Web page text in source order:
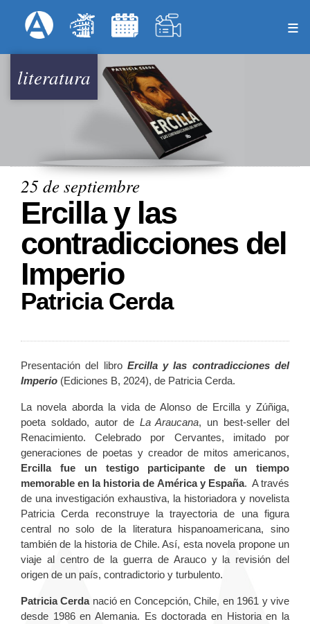
al
Menú Superior
literatura
25 de septiembre
Ercilla y las
contradicciones del
Imperio
Patricia Cerda
Presentación del libro Ercilla y las contradicciones del
Imperio (Ediciones B, 2024), de Patricia Cerda.
La novela aborda la vida de Alonso de Ercilla y Zúñiga,
poeta soldado, autor de La Araucana, un best-seller del
Renacimiento. Celebrado por Cervantes, imitado por
generaciones de poetas y creador de mitos americanos,
Ercilla fue un testigo participante de un tiempo
memorable en la historia de América y España. A través
de una investigación exhaustiva, la historiadora y novelista
Patricia Cerda reconstruye la trayectoria de una figura
central no solo de la literatura hispanoamericana, sino
también de la historia de Chile. Así, esta novela propone un
viaje al centro de la guerra de Arauco y la revisión del
origen de un país, contradictorio y turbulento.
Patricia Cerdanació en Concepción, Chile, en 1961 y vive
desde 1986 en Alemania. Es doctorada en Historia en la